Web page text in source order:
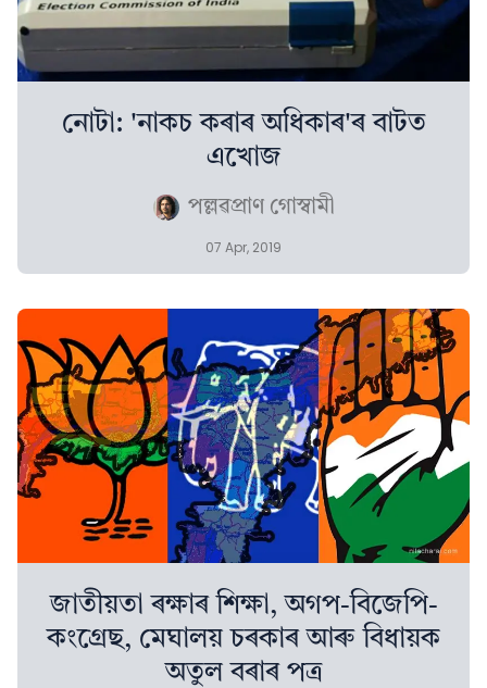
নোটা: 'নাকচ কৰাৰ অধিকাৰ'ৰ বাটত
এখোজ
পল্লৱপ্ৰাণ গোস্বামী
07 Apr, 2019
জাতীয়তা ৰক্ষাৰ শিক্ষা, অগপ-বিজেপি-
কংগ্ৰেছ, মেঘালয় চৰকাৰ আৰু বিধায়ক
অতুল বৰাৰ পত্ৰ